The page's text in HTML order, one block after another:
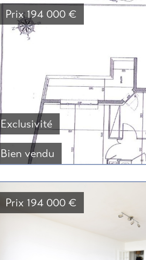
Bien vendu
Exclusivité
Prix 194 000 €
Prix 194 000 €